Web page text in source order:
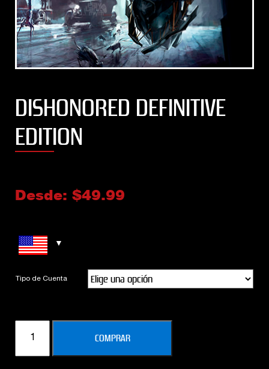
DISHONORED DEFINITIVE
EDITION
Desde: $49.99
Tipo de Cuenta
DEFINITIVE
EDITION
COMPRAR